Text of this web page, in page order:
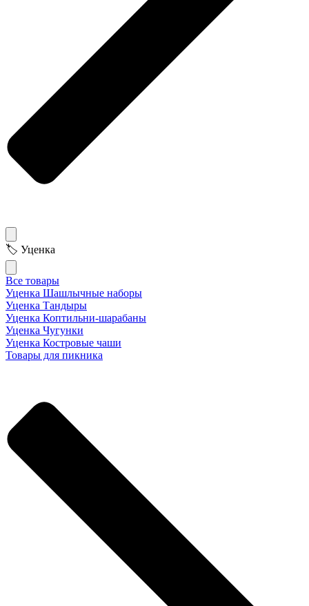
🏷 Уценка
Все товары
Уценка Шашлычные наборы
Уценка Тандыры
Уценка Коптильни-шарабаны
Уценка Чугунки
Уценка Костровые чаши
Товары для пикника